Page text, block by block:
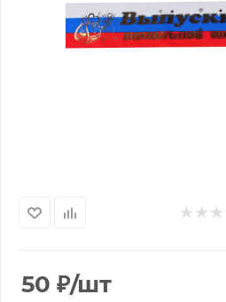
50 ₽/шт